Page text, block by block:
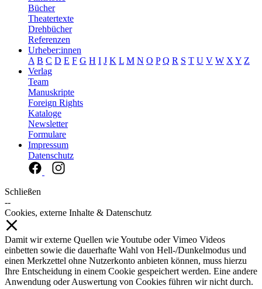
Bücher
Theatertexte
Drehbücher
Referenzen
Urheber:innen
A B C D E F G H I J K L M N O P Q R S T U V W X Y Z
Verlag
Team
Manuskripte
Foreign Rights
Kataloge
Newsletter
Formulare
Impressum
Datenschutz
Schließen
--
Cookies, externe Inhalte & Datenschutz
Damit wir externe Quellen wie Youtube oder Vimeo Videos
einbetten sowie die dauerhafte Wahl von Hell-/Dunkelmodus und
einen Merkzettel ohne Nutzerkonto anbieten können, muss hierzu
Ihre Entscheidung in einem Cookie gespeichert werden. Eine andere
Anwendung oder Auswertung von Cookies führen wir nicht durch.